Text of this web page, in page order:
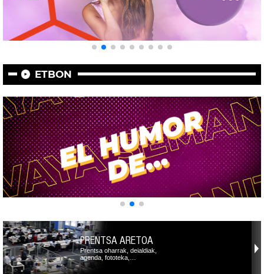
ETBON
PRENTSA ARETOA
Prentsa oharrak, deialdiak,
agenda, fototeka,…